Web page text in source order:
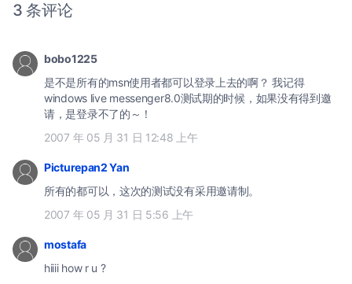
3 条评论
bobo1225
是不是所有的msn使用者都可以登录上去的啊？ 我记得
windows live messenger8.0测试期的时候，如果没有得到邀
请，是登录不了的～！
2007 年 05 月 31 日 12:48 上午
Picturepan2 Yan
所有的都可以，这次的测试没有采用邀请制。
2007 年 05 月 31 日 5:56 上午
mostafa
hiiii how r u ?